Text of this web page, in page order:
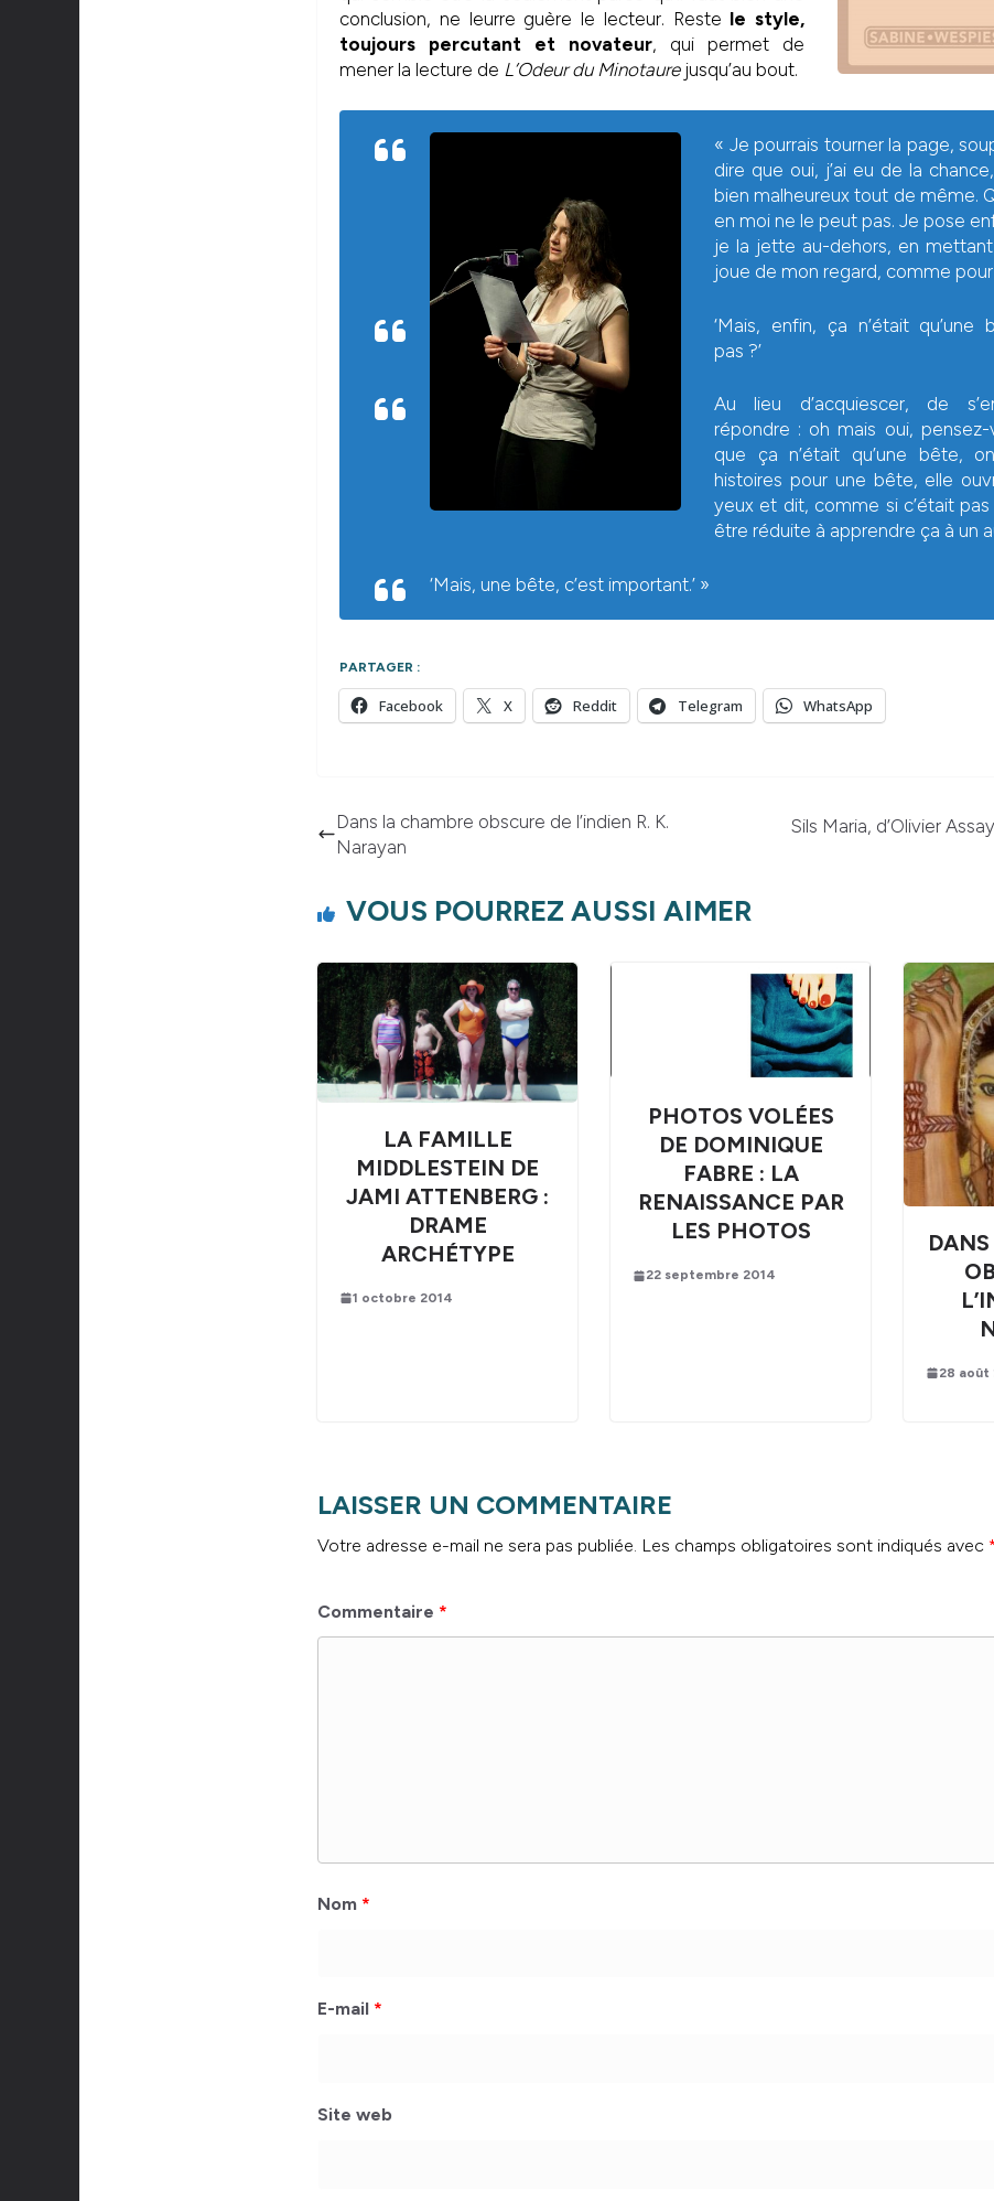
conclusion, ne leurre guère le lecteur. Reste le style,
toujours percutant et novateur, qui permet de
mener la lecture de L’Odeur du Minotaure jusqu’au bout.
« Je pourrais tourner la page,
dire que oui, j’ai eu de la
bien malheureux tout de même.
en moi ne le peut pas. Je pose
je la jette au-dehors, en
joue de mon regard, comme
‘Mais, enfin, ça n’était qu’une
pas ?’
Au lieu d’acquiescer, de
répondre : oh mais oui,
que ça n’était qu’une bête,
histoires pour une bête, elle
yeux et dit, comme si c’était pas
être réduite à apprendre ça à un
‘Mais, une bête, c’est important.’ »
PARTAGER :
Facebook X Reddit Telegram WhatsApp
Dans la chambre obscure de l’indien R. K.
Narayan
Sils Maria, d’Olivier
VOUS POURREZ AUSSI AIMER
LA FAMILLE
MIDDLESTEIN DE
JAMI ATTENBERG :
DRAME
ARCHÉTYPE
1 octobre 2014
PHOTOS VOLÉES
DE DOMINIQUE
FABRE : LA
RENAISSANCE PAR
LES PHOTOS
22 septembre 2014
28 août
LAISSER UN COMMENTAIRE
Votre adresse e-mail ne sera pas publiée. Les champs obligatoires sont indiqués avec
Commentaire *
Nom *
E-mail *
Site web